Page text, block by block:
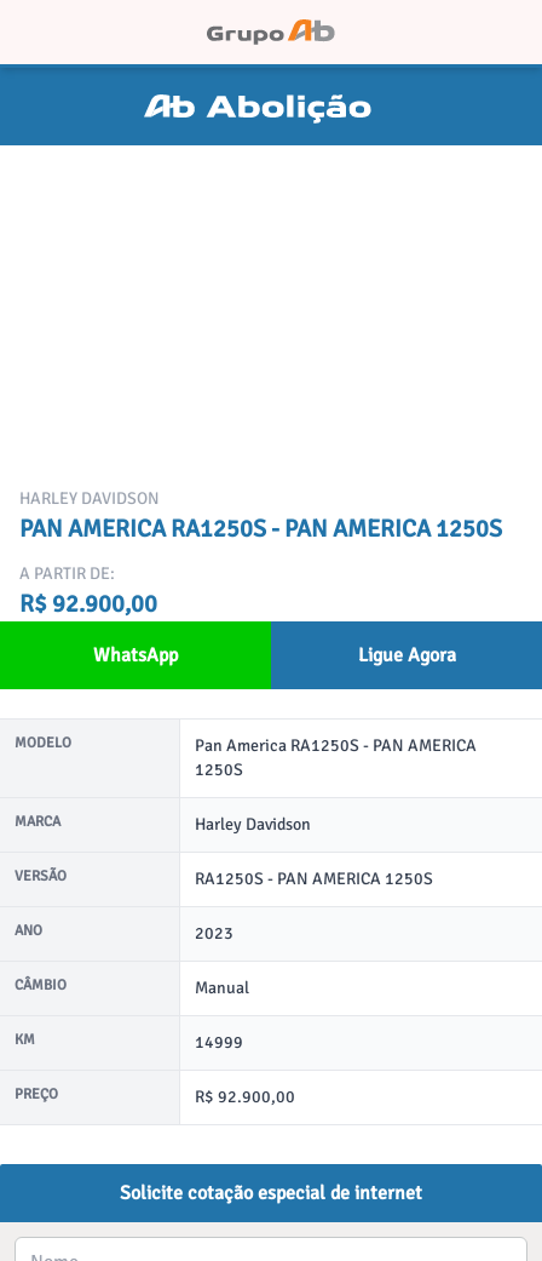
HARLEY DAVIDSON
PAN AMERICA RA1250S - PAN AMERICA 1250S
A PARTIR DE:
R$ 92.900,00
WhatsApp Ligue Agora
MODELO
Pan America RA1250S - PAN AMERICA
1250S
MARCA Harley Davidson
VERSÃO RA1250S - PAN AMERICA 1250S
ANO 2023
CÂMBIO Manual
KM 14999
PREÇO R$ 92.900,00
Solicite cotação especial de internet